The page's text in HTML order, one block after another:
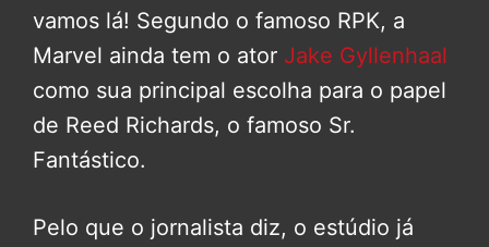
vamos lá! Segundo o famoso RPK, a
Marvel ainda tem o ator Jake Gyllenhaal
como sua principal escolha para o papel
de Reed Richards, o famoso Sr.
Fantástico.
Pelo que o jornalista diz, o estúdio já